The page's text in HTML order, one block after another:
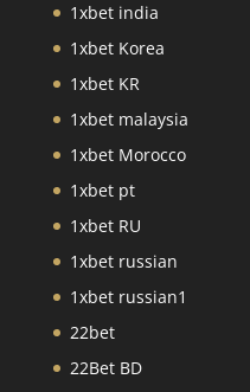
1xbet india
1xbet Korea
1xbet KR
1xbet malaysia
1xbet Morocco
1xbet pt
1xbet RU
1xbet russian
1xbet russian1
22bet
22Bet BD